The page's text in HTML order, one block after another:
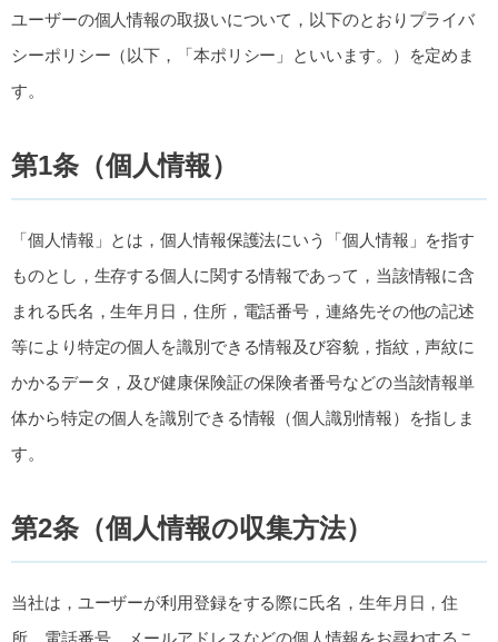
ユーザーの個人情報の取扱いについて，以下のとおりプライバ
シーポリシー（以下，「本ポリシー」といいます。）を定めま
す。
第1条（個人情報）
「個人情報」とは，個人情報保護法にいう「個人情報」を指す
ものとし，生存する個人に関する情報であって，当該情報に含
まれる氏名，生年月日，住所，電話番号，連絡先その他の記述
等により特定の個人を識別できる情報及び容貌，指紋，声紋に
かかるデータ，及び健康保険証の保険者番号などの当該情報単
体から特定の個人を識別できる情報（個人識別情報）を指しま
す。
第2条（個人情報の収集方法）
当社は，ユーザーが利用登録をする際に氏名，生年月日，住